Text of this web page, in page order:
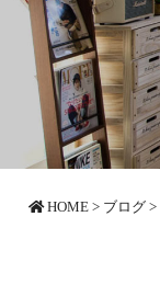
HOME> ブログ>